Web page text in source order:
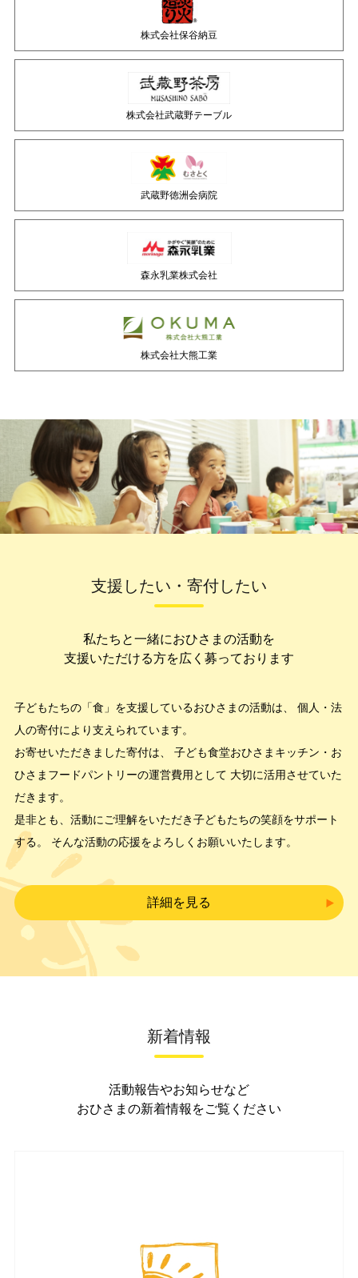
株式会社保谷納豆
株式会社武蔵野テーブル
武蔵野徳洲会病院
森永乳業株式会社
株式会社大熊工業
支援したい・寄付したい
私たちと一緒におひさまの活動を
支援いただける方を広く募っております
子どもたちの「食」を支援しているおひさまの活動は、
個人・法
人の寄付により支えられています。
お寄せいただきました寄付は、
子ども食堂おひさまキッチン・お
ひさまフードパントリーの運営費用として 大切に活用させていた
だきます。
是非とも、活動にご理解をいただき子どもたちの笑顔をサポート
する。 そんな活動の応援をよろしくお願いいたします。
詳細を見る
新着情報
活動報告やお知らせなど
おひさまの新着情報をご覧ください